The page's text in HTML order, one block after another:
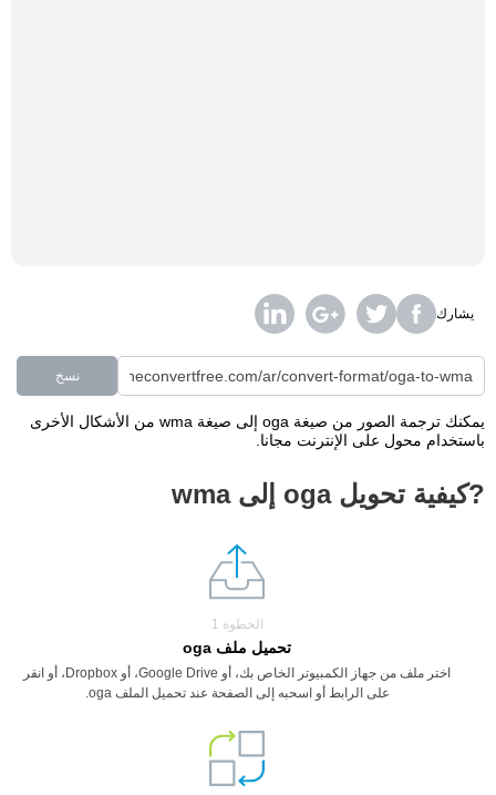
يشارك
نسخ
يمكنك ترجمة الصور من صيغة oga إلى صيغة wma من الأشكال الأخرى
باستخدام محول على الإنترنت مجانا.
?كيفية تحويل oga إلى wma
الخطوة 1
تحميل ملف oga
اختر ملف من جهاز الكمبيوتر الخاص بك، أو Google Drive، أو Dropbox، أو انقر
على الرابط أو اسحبه إلى الصفحة عند تحميل الملف oga.